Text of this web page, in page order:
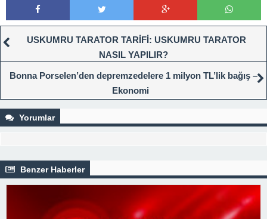
USKUMRU TARATOR TARİFİ: USKUMRU TARATOR
NASIL YAPILIR?
Bonna Porselen’den depremzedelere 1 milyon TL’lik bağış –
Ekonomi
Yorumlar
Benzer Haberler